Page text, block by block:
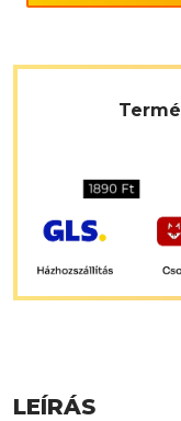
LEÍRÁS